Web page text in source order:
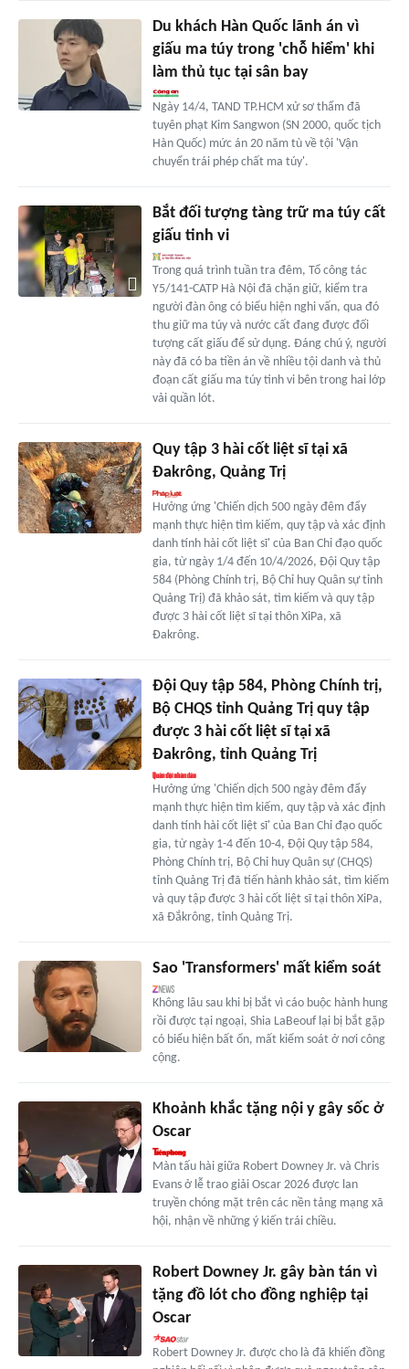
Du khách Hàn Quốc lãnh án vì
giấu ma túy trong 'chỗ hiểm' khi
làm thủ tục tại sân bay
Ngày 14/4, TAND TP.HCM xử sơ thẩm đã
tuyên phạt Kim Sangwon (SN 2000, quốc tịch
Hàn Quốc) mức án 20 năm tù về tội 'Vận
chuyển trái phép chất ma túy'.
Bắt đối tượng tàng trữ ma túy cất
giấu tinh vi
Trong quá trình tuần tra đêm, Tổ công tác
Y5/141-CATP Hà Nội đã chặn giữ, kiểm tra
người đàn ông có biểu hiện nghi vấn, qua đó
thu giữ ma túy và nước cất đang được đối
tượng cất giấu để sử dụng. Đáng chú ý, người
này đã có ba tiền án về nhiều tội danh và thủ
đoạn cất giấu ma túy tinh vi bên trong hai lớp
vải quần lót.
Quy tập 3 hài cốt liệt sĩ tại xã
Đakrông, Quảng Trị
Hưởng ứng 'Chiến dịch 500 ngày đêm đẩy
mạnh thực hiện tìm kiếm, quy tập và xác định
danh tính hài cốt liệt sĩ' của Ban Chỉ đạo quốc
gia, từ ngày 1/4 đến 10/4/2026, Đội Quy tập
584 (Phòng Chính trị, Bộ Chỉ huy Quân sự tỉnh
Quảng Trị) đã khảo sát, tìm kiếm và quy tập
được 3 hài cốt liệt sĩ tại thôn XiPa, xã
Đakrông.
Đội Quy tập 584, Phòng Chính trị,
Bộ CHQS tỉnh Quảng Trị quy tập
được 3 hài cốt liệt sĩ tại xã
Đakrông, tỉnh Quảng Trị
Hưởng ứng 'Chiến dịch 500 ngày đêm đẩy
mạnh thực hiện tìm kiếm, quy tập và xác định
danh tính hài cốt liệt sĩ' của Ban Chỉ đạo quốc
gia, từ ngày 1-4 đến 10-4, Đội Quy tập 584,
Phòng Chính trị, Bộ Chỉ huy Quân sự (CHQS)
tỉnh Quảng Trị đã tiến hành khảo sát, tìm kiếm
và quy tập được 3 hài cốt liệt sĩ tại thôn XiPa,
xã Đắkrông, tỉnh Quảng Trị.
Sao 'Transformers' mất kiểm soát
Không lâu sau khi bị bắt vì cáo buộc hành hung
rồi được tại ngoại, Shia LaBeouf lại bị bắt gặp
có biểu hiện bất ổn, mất kiểm soát ở nơi công
cộng.
Khoảnh khắc tặng nội y gây sốc ở
Oscar
Màn tấu hài giữa Robert Downey Jr. và Chris
Evans ở lễ trao giải Oscar 2026 được lan
truyền chóng mặt trên các nền tảng mạng xã
hội, nhận về những ý kiến trái chiều.
Robert Downey Jr. gây bàn tán vì
tặng đồ lót cho đồng nghiệp tại
Oscar
Robert Downey Jr. được cho là đã khiến đồng